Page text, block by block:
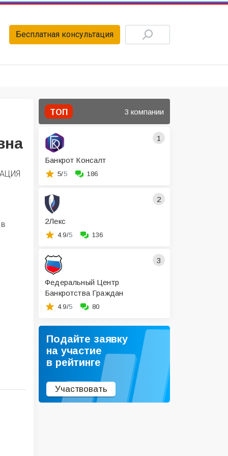
Бесплатная консультация
ТОП 3 компании
1
Банкрот Консалт
5/5 186
2
2Лекс
4.9/5 136
3
Федеральный Центр
Банкротства Граждан
4.9/5 80
Подайте заявку
на участие
в рейтинге
Участвовать